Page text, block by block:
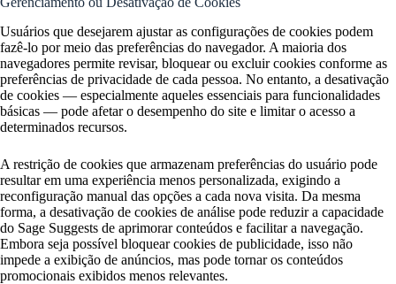
Usuários que desejarem ajustar as configurações de cookies podem
fazê-lo por meio das preferências do navegador. A maioria dos
navegadores permite revisar, bloquear ou excluir cookies conforme as
preferências de privacidade de cada pessoa. No entanto, a desativação
de cookies — especialmente aqueles essenciais para funcionalidades
básicas — pode afetar o desempenho do site e limitar o acesso a
determinados recursos.
A restrição de cookies que armazenam preferências do usuário pode
resultar em uma experiência menos personalizada, exigindo a
reconfiguração manual das opções a cada nova visita. Da mesma
forma, a desativação de cookies de análise pode reduzir a capacidade
do Sage Suggests de aprimorar conteúdos e facilitar a navegação.
Embora seja possível bloquear cookies de publicidade, isso não
impede a exibição de anúncios, mas pode tornar os conteúdos
promocionais exibidos menos relevantes.